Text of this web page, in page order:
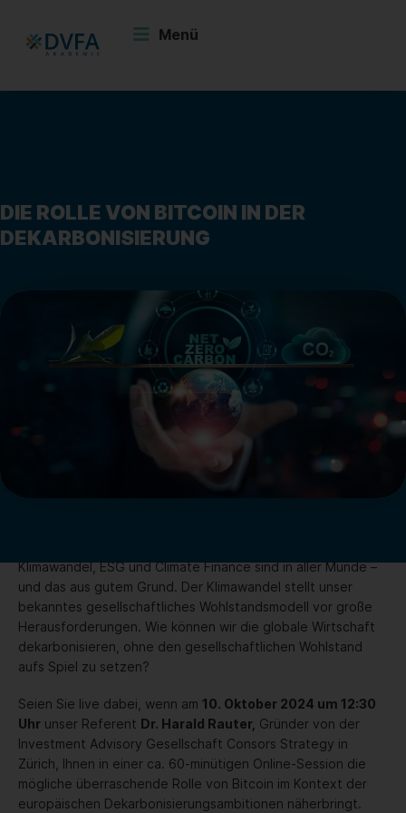
springen
Menü
DIE ROLLE VON BITCOIN IN DER
DEKARBONISIERUNG
Klimawandel, ESG und Climate Finance sind in aller Munde –
und das aus gutem Grund. Der Klimawandel stellt unser
bekanntes gesellschaftliches Wohlstandsmodell vor große
Herausforderungen. Wie können wir die globale Wirtschaft
dekarbonisieren, ohne den gesellschaftlichen Wohlstand
aufs Spiel zu setzen?
Seien Sie live dabei, wenn am 10. Oktober 2024 um 12:30
Uhr unser Referent Dr. Harald Rauter, Gründer von der
Investment Advisory Gesellschaft Consors Strategy in
Zürich, Ihnen in einer ca. 60-minütigen Online-Session die
mögliche überraschende Rolle von Bitcoin im Kontext der
europäischen Dekarbonisierungsambitionen näherbringt.